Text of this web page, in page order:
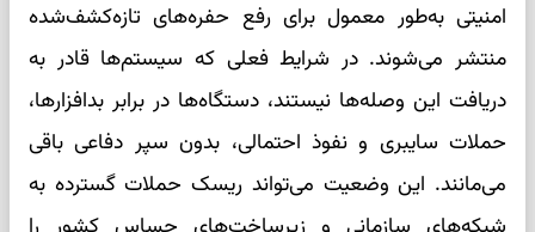
امنیتی به‌طور معمول برای رفع حفره‌های تازه‌کشف‌شده
منتشر می‌شوند. در شرایط فعلی که سیستم‌ها قادر به
دریافت این وصله‌ها نیستند، دستگاه‌ها در برابر بدافزارها،
حملات سایبری و نفوذ احتمالی، بدون سپر دفاعی باقی
می‌مانند. این وضعیت می‌تواند ریسک حملات گسترده به